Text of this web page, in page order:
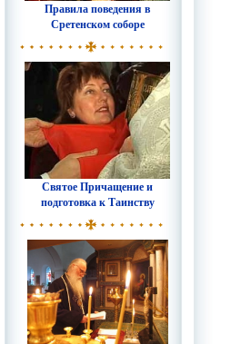
Правила поведения в
Сретенском соборе
Святое Причащение и
подготовка к Таинству